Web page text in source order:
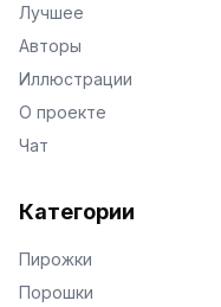
Лучшее
Авторы
Иллюстрации
О проекте
Чат
Категории
Пирожки
Порошки